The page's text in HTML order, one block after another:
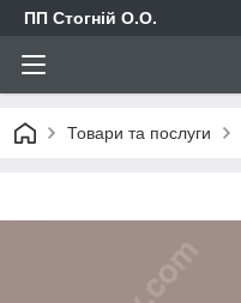
ПП Стогній О.О.
Товари та послуги